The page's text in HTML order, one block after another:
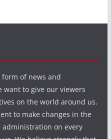
of news and
to give our viewers
on the world around us.
to make changes in the
on every